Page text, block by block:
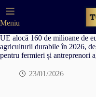
content
Meniu
UE alocă 160 de milioane de
agriculturii durabile în 2026,
pentru fermieri și antreprenori
23/01/2026